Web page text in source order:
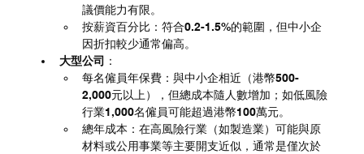
議價能力有限。
按薪資百分比：符合0.2-1.5%的範圍，但中小企
因折扣較少通常偏高。
大型公司 ：
每名僱員年保費：與中小企相近（港幣500-
2,000元以上），但總成本隨人數增加；如低風險
行業1,000名僱員可能超過港幣100萬元。
總年成本：在高風險行業（如製造業）可能與原
材料或公用事業等主要開支近似，通常是僅次於